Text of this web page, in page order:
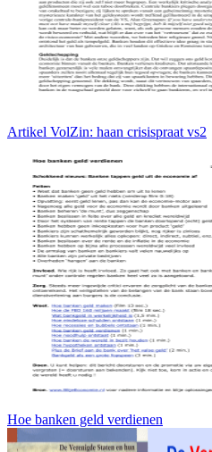
Artikel VolZin: haan crisispraat vs2
Hoe banken geld verdienen